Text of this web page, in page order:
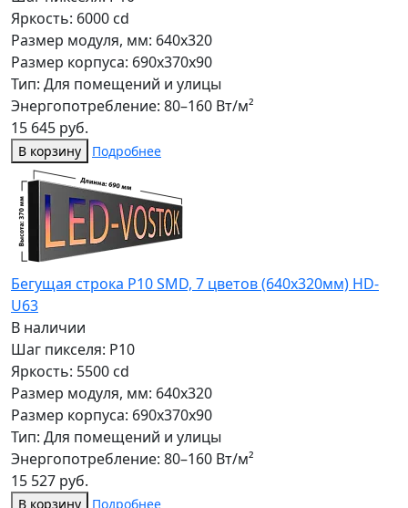
Яркость: 6000 cd
Размер модуля, мм: 640x320
Размер корпуса: 690x370x90
Тип: Для помещений и улицы
Энергопотребление: 80–160 Вт/м²
15 645 руб.
В корзину Подробнее
Бегущая строка Р10 SMD, 7 цветов (640x320мм) HD-
U63
В наличии
Шаг пикселя: P10
Яркость: 5500 cd
Размер модуля, мм: 640x320
Размер корпуса: 690x370x90
Тип: Для помещений и улицы
Энергопотребление: 80–160 Вт/м²
15 527 руб.
В корзину Подробнее